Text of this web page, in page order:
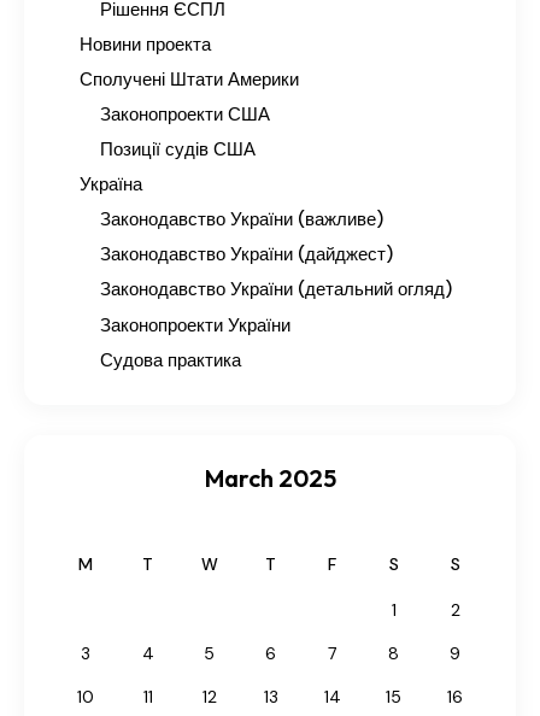
Рішення ЄСПЛ
Новини проекта
Сполучені Штати Америки
Законопроекти США
Позиції судів США
Україна
Законодавство України (важливе)
Законодавство України (дайджест)
Законодавство України (детальний огляд)
Законопроекти України
Судова практика
March 2025
M T W T F S S
1
2
3
4 5 6 7 8
9
10
11 12 13 14 15
16